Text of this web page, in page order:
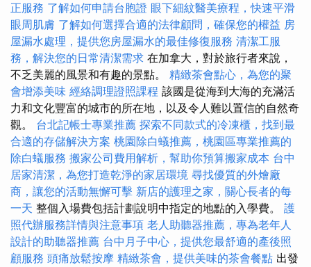
正服務 了解如何申請台胞證 眼下細紋醫美療程，快速平滑
眼周肌膚 了解如何選擇合適的法律顧問，確保您的權益 房
屋漏水處理，提供您房屋漏水的最佳修復服務 清潔工服
務，解決您的日常清潔需求 在加拿大，對於旅行者來說，
不乏美麗的風景和有趣的景點。 精緻茶會點心，為您的聚
會增添美味 經絡調理證照課程 該國是從海到大海的充滿活
力和文化豐富的城市的所在地，以及令人難以置信的自然奇
觀。 台北記帳士專業推薦 探索不同款式的冷凍櫃，找到最
合適的存儲解決方案 桃園除白蟻推薦，桃園區專業推薦的
除白蟻服務 搬家公司費用解析，幫助你預算搬家成本 台中
居家清潔，為您打造乾淨的家居環境 尋找優質的外燴廠
商，讓您的活動無懈可擊 新店的護理之家，關心長者的每
一天 整個入場費包括計劃說明中指定的地點的入學費。 護
照代辦服務詳情與注意事項 老人助聽器推薦，專為老年人
設計的助聽器推薦 台中月子中心，提供您最舒適的產後照
顧服務 頭痛放鬆按摩 精緻茶會，提供美味的茶會餐點 出發